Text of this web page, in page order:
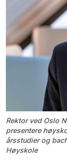
Rektor ved Oslo
presentere
årsstudier og
Høyskole